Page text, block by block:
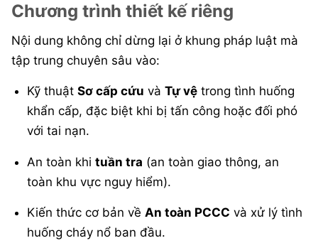
Chương trình thiết kế riêng
Nội dung không chỉ dừng lại ở khung pháp luật mà
tập trung chuyên sâu vào:
Kỹ thuậtSơ cấp cứu vàTự vệ trong tình huống
khẩn cấp, đặc biệt khi bị tấn công hoặc đối phó
với tai nạn.
An toàn khituần tra (an toàn giao thông, an
toàn khu vực nguy hiểm).
Kiến thức cơ bản vềAn toàn PCCC và xử lý tình
huống cháy nổ ban đầu.